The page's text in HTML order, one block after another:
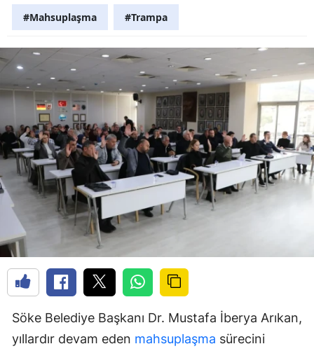
#Mahsuplaşma #Trampa
Söke Belediye Başkanı Dr. Mustafa İberya Arıkan,
yıllardır devam eden mahsuplaşma sürecini